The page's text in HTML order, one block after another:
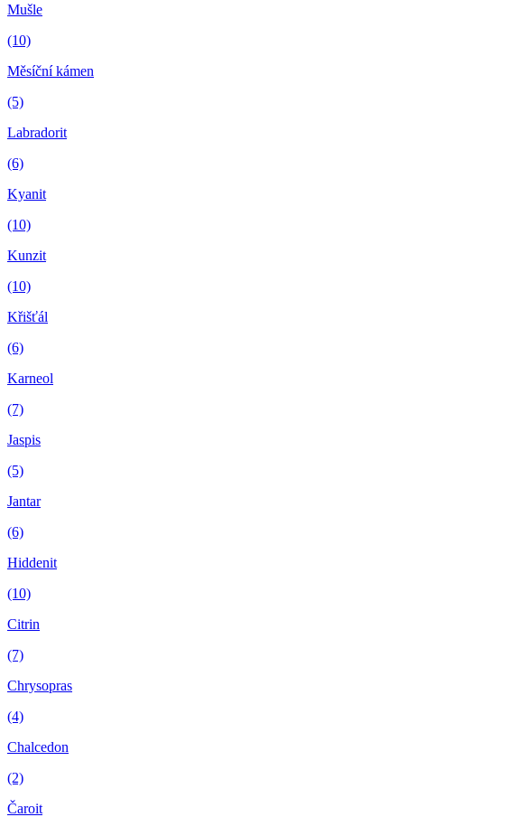
Mušle
(10)
Měsíční kámen
(5)
Labradorit
(6)
Kyanit
(10)
Kunzit
(10)
Křišťál
(6)
Karneol
(7)
Jaspis
(5)
Jantar
(6)
Hiddenit
(10)
Citrin
(7)
Chrysopras
(4)
Chalcedon
(2)
Čaroit